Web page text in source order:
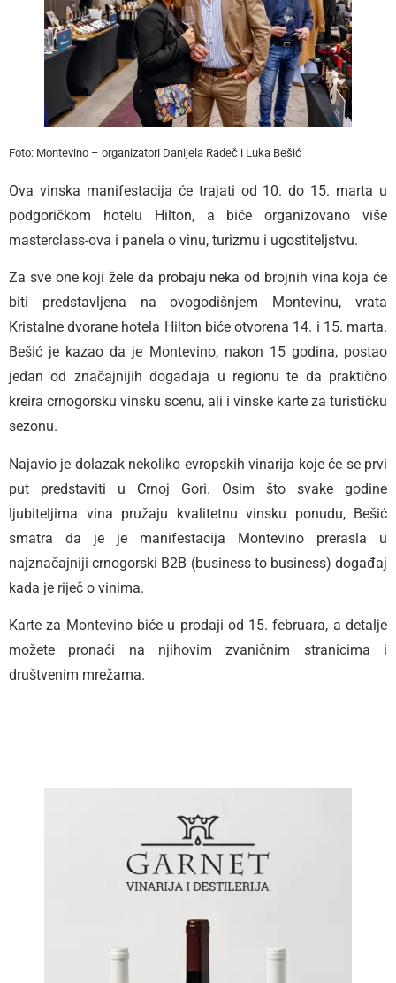
Foto: Montevino – organizatori Danijela Radeč i Luka Bešić
Ova vinska manifestacija će trajati od 10. do 15. marta u
podgoričkom hotelu Hilton, a biće organizovano više
masterclass-ova i panela o vinu, turizmu i ugostiteljstvu.
Za sve one koji žele da probaju neka od brojnih vina koja će
biti predstavljena na ovogodišnjem Montevinu, vrata
Kristalne dvorane hotela Hilton biće otvorena 14. i 15. marta.
Bešić je kazao da je Montevino, nakon 15 godina, postao
jedan od značajnijih događaja u regionu te da praktično
kreira crnogorsku vinsku scenu, ali i vinske karte za turističku
sezonu.
Najavio je dolazak nekoliko evropskih vinarija koje će se prvi
put predstaviti u Crnoj Gori. Osim što svake godine
ljubiteljima vina pružaju kvalitetnu vinsku ponudu, Bešić
smatra da je je manifestacija Montevino prerasla u
najznačajniji crnogorski B2B (business to business) događaj
kada je riječ o vinima.
Karte za Montevino biće u prodaji od 15. februara, a detalje
možete pronaći na njihovim zvaničnim stranicima i
društvenim mrežama.